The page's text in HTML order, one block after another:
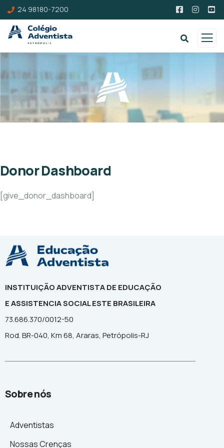
24 98180-7200
Donor Dashboard
[give_donor_dashboard]
INSTITUIÇÃO ADVENTISTA DE EDUCAÇÃO
E ASSISTENCIA SOCIAL ESTE BRASILEIRA
73.686.370/0012-50
Rod. BR-040, Km 68, Araras, Petrópolis-RJ
Sobre nós
Adventistas
Nossas Crenças